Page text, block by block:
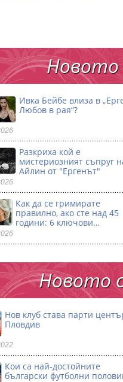
Новото
Ивка Бейбе влиза в
Любов в рая“?
Разкриха кой е
мистериозният съпруг
Айлин от "Ергенът"
Как да се гримирате
правилно, ако сте над 45
години: 6 ключови…
Новото
Нов клуб става парти
Пловдив
Кои са най-достойните
български футболни